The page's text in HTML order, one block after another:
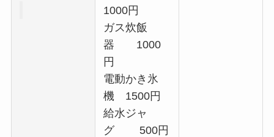
1000円
ガス炊飯
器 1000
円
電動かき氷
機 1500円
給水ジャ
グ 500円